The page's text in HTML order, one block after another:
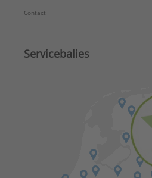
Contact
Servicebalies